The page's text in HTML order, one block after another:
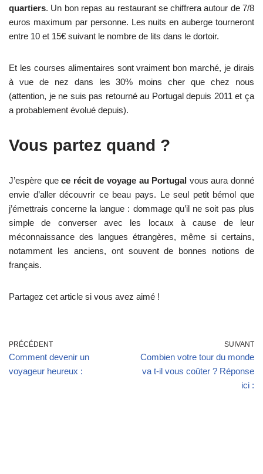
quartiers. Un bon repas au restaurant se chiffrera autour de 7/8
euros maximum par personne. Les nuits en auberge tourneront
entre 10 et 15€ suivant le nombre de lits dans le dortoir.
Et les courses alimentaires sont vraiment bon marché, je dirais
à vue de nez dans les 30% moins cher que chez nous
(attention, je ne suis pas retourné au Portugal depuis 2011 et ça
a probablement évolué depuis).
Vous partez quand ?
J’espère quece récit de voyage au Portugal vous aura donné
envie d’aller découvrir ce beau pays. Le seul petit bémol que
j’émettrais concerne la langue : dommage qu’il ne soit pas plus
simple de converser avec les locaux à cause de leur
méconnaissance des langues étrangères, même si certains,
notamment les anciens, ont souvent de bonnes notions de
français.
Partagez cet article si vous avez aimé !
PRÉCÉDENT
Comment devenir un
voyageur heureux :
SUIVANT
Combien votre tour du monde
va t-il vous coûter ? Réponse
ici :